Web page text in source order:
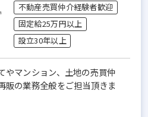
不動産売買仲介経験者歓迎
固定給25万円以上
設立30年以上
やマンション、土地の売買仲
販の業務全般をご担当頂きま